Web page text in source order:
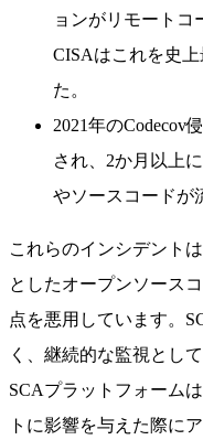
ョンがリモートコ
CISAはこれを史
た。
2021年のCodecov
され、2か月以上
やソースコードが
これらのインシデント
としたオープンソース
点を悪用しています。
く、継続的な監視とし
SCAプラットフォーム
トに影響を与えた際に